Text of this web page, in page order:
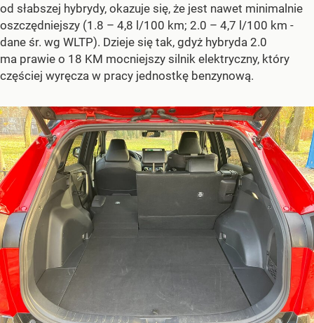
od słabszej hybrydy, okazuje się, że jest nawet minimalnie
oszczędniejszy (1.8 – 4,8 l/100 km; 2.0 – 4,7 l/100 km -
dane śr. wg WLTP). Dzieje się tak, gdyż hybryda 2.0
ma prawie o 18 KM mocniejszy silnik elektryczny, który
częściej wyręcza w pracy jednostkę benzynową.